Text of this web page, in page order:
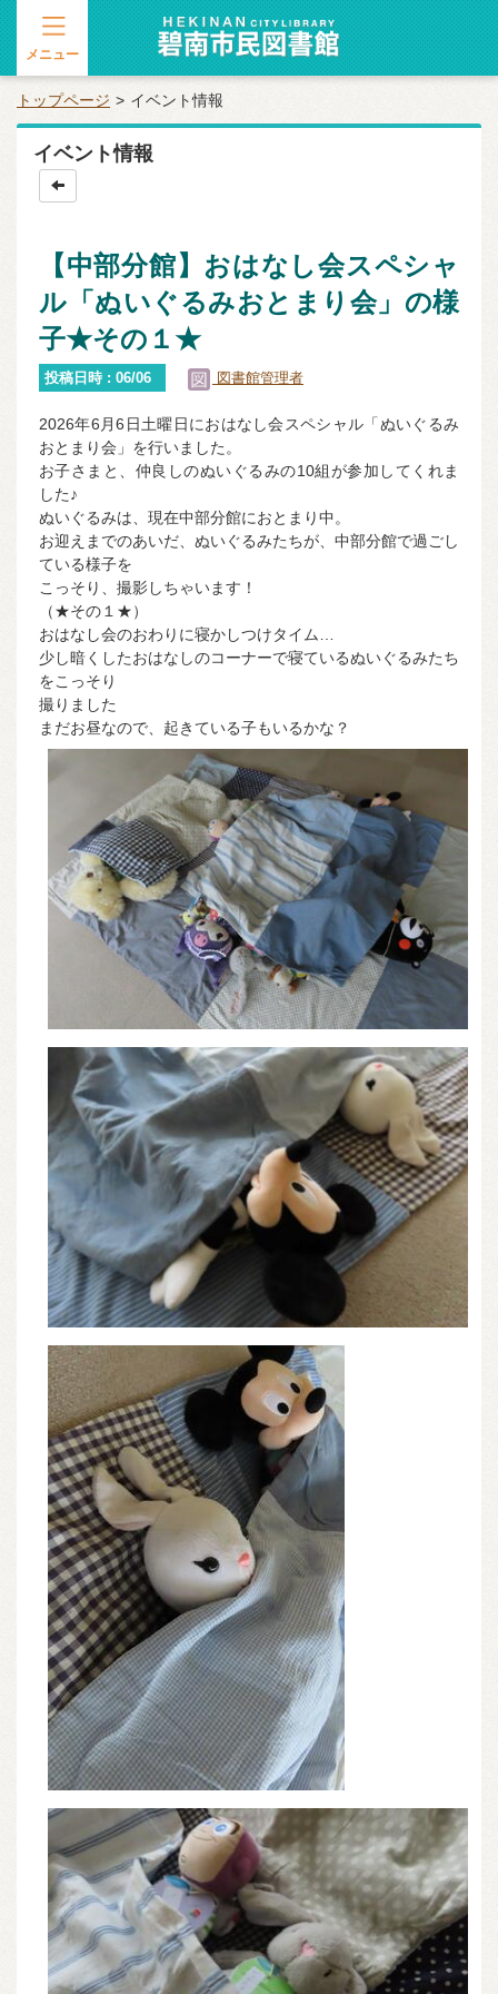
メニュー
トップページ イベント情報
イベント情報
【中部分館】おはなし会スペシャ
ル「ぬいぐるみおとまり会」の様
子★その１★
投稿日時 : 06/06 図書館管理者
2026年6月6日土曜日におはなし会スペシャル「ぬいぐるみ
おとまり会」を行いました。
お子さまと、仲良しのぬいぐるみの10組が参加してくれま
した♪
ぬいぐるみは、現在中部分館におとまり中。
お迎えまでのあいだ、ぬいぐるみたちが、中部分館で過ごし
ている様子を
こっそり、撮影しちゃいます！
（★その１★）
おはなし会のおわりに寝かしつけタイム…
少し暗くしたおはなしのコーナーで寝ているぬいぐるみたち
をこっそり
撮りました
まだお昼なので、起きている子もいるかな？